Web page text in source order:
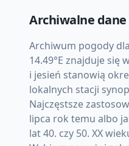
Archiwalne
Archiwum pogody
14.49°E znajduje
i jesień stanowią
lokalnych stacji
Najczęstsze
lipca rok temu albo
lat 40. czy 50. XX